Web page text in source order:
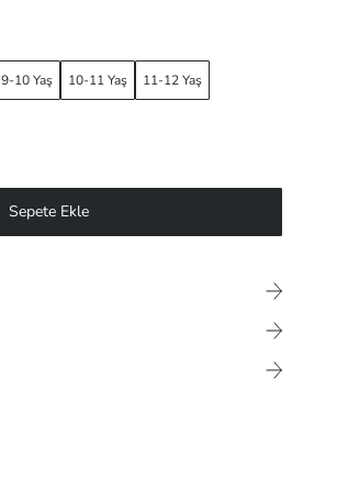
9-10 Yaş 10-11 Yaş 11-12 Yaş
Sepete Ekle